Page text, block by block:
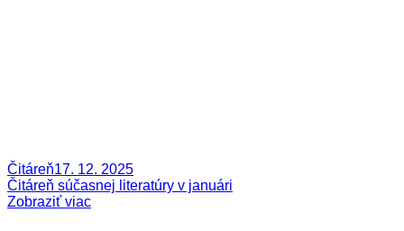
Čitáreň17. 12. 2025
Čitáreň súčasnej literatúry v januári
Zobraziť viac